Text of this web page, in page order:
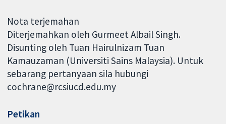
Nota terjemahan
Diterjemahkan oleh Gurmeet Albail Singh.
Disunting oleh Tuan Hairulnizam Tuan
Kamauzaman (Universiti Sains Malaysia). Untuk
sebarang pertanyaan sila hubungi
cochrane@rcsiucd.edu.my
Petikan